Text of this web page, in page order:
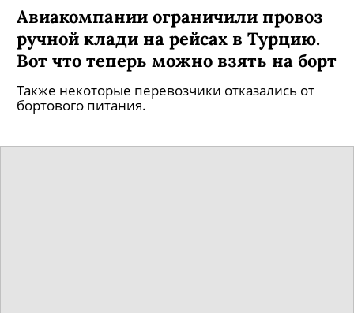
Авиакомпании ограничили провоз
ручной клади на рейсах в Турцию.
Вот что теперь можно взять на борт
Также некоторые перевозчики отказались от
бортового питания.